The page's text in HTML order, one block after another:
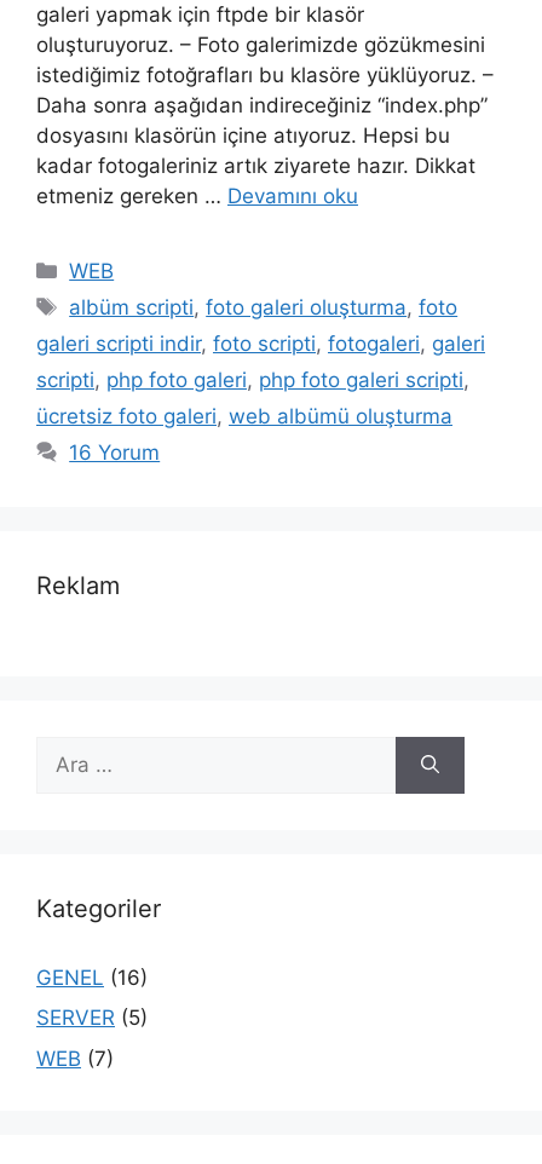
galeri yapmak için ftpde bir klasör
oluşturuyoruz. – Foto galerimizde gözükmesini
istediğimiz fotoğrafları bu klasöre yüklüyoruz. –
Daha sonra aşağıdan indireceğiniz “index.php”
dosyasını klasörün içine atıyoruz. Hepsi bu
kadar fotogaleriniz artık ziyarete hazır. Dikkat
etmeniz gereken … Devamını oku
Kategoriler
WEB
Etiketler
albüm scripti,foto galeri oluşturma,foto
galeri scripti indir, foto scripti, fotogaleri, galeri
scripti, php foto galeri, php foto galeri scripti,
ücretsiz foto galeri, web albümü oluşturma
16 Yorum
Reklam
ara
Kategoriler
GENEL (16)
SERVER (5)
WEB (7)